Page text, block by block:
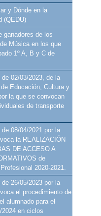
y Dónde en la
(QEDU)
ganadores de los
Música en los que
1º A, B y C de
de 02/03/2023, de la
Educación, Cultura y
la que se convocan
de transporte
de 08/04/2021 por la
la REALIZACIÓN
DE ACCESO A
de
2020-2021.
de 26/05/2023 por la
el procedimiento de
alumnado para el
2024 en ciclos